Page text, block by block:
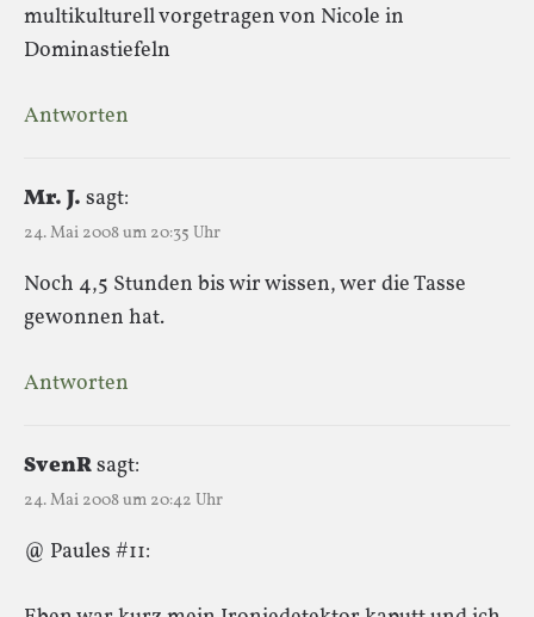
multikulturell vorgetragen von Nicole in
Dominastiefeln
Antworten
Mr. J. sagt:
24. Mai 2008 um 20:35 Uhr
Noch 4,5 Stunden bis wir wissen, wer die Tasse
gewonnen hat.
Antworten
SvenRsagt:
24. Mai 2008 um 20:42 Uhr
@ Paules #11: